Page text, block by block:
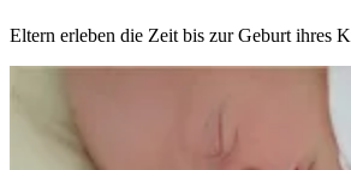
Eltern erleben die Zeit bis zur Geburt ihres